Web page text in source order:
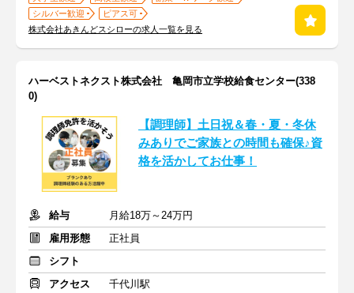
シルバー歓迎
ピアス可
株式会社あきんどスシローの求人一覧を見る
ハーベストネクスト株式会社 亀岡市立学校給食センター(338
0)
【調理師】土日祝＆春・夏・冬休
みありでご家族との時間も確保♪資
格を活かしてお仕事！
給与
月給18万～24万円
雇用形態
正社員
シフト
アクセス
千代川駅